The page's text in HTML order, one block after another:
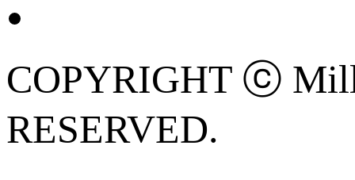
COPYRIGHT ⓒ
RESERVED.